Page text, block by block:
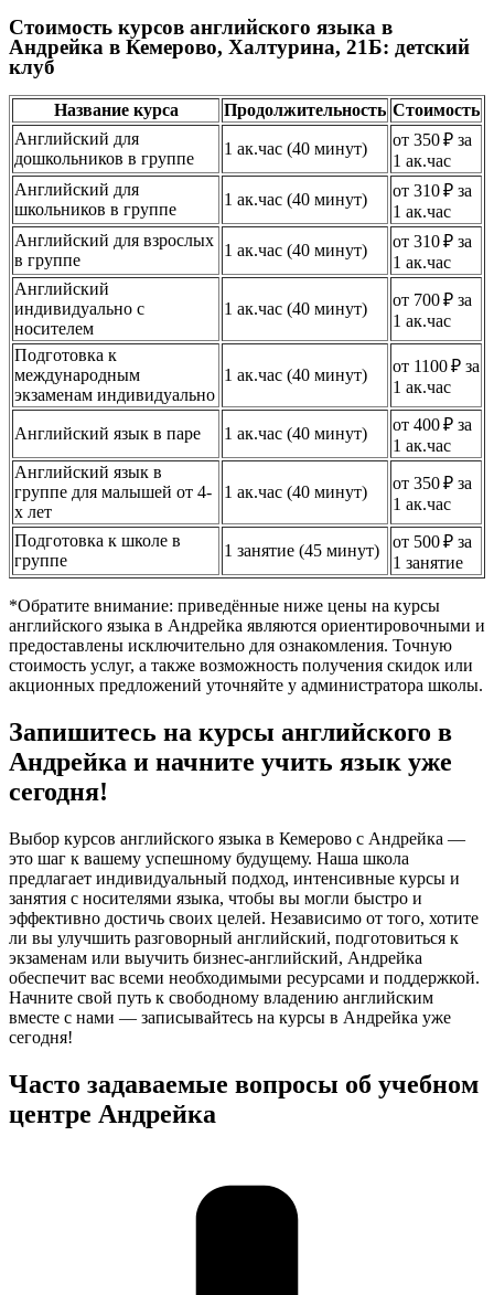
Стоимость курсов английского языка в
Андрейка в Кемерово, Халтурина, 21Б: детский
клуб
Название курса Продолжительность Стоимость
Английский для
дошкольников в группе
1 ак.час (40 минут)
от 350 ₽ за
1 ак.час
Английский для
школьников в группе
1 ак.час (40 минут)
от 310 ₽ за
1 ак.час
Английский для взрослых
в группе
1 ак.час (40 минут)
от 310 ₽ за
1 ак.час
Английский
индивидуально с
носителем
1 ак.час (40 минут)
от 700 ₽ за
1 ак.час
Подготовка к
международным
экзаменам индивидуально
1 ак.час (40 минут)
от 1100 ₽ за
1 ак.час
Английский язык в паре 1 ак.час (40 минут)
от 400 ₽ за
1 ак.час
Английский язык в
группе для малышей от 4-
х лет
1 ак.час (40 минут)
от 350 ₽ за
1 ак.час
Подготовка к школе в
группе
1 занятие (45 минут)
от 500 ₽ за
1 занятие
*Обратите внимание: приведённые ниже цены на курсы
английского языка в Андрейка являются ориентировочными и
предоставлены исключительно для ознакомления. Точную
стоимость услуг, а также возможность получения скидок или
акционных предложений уточняйте у администратора школы.
Запишитесь на курсы английского в
Андрейка и начните учить язык уже
сегодня!
Выбор курсов английского языка в Кемерово с Андрейка —
это шаг к вашему успешному будущему. Наша школа
предлагает индивидуальный подход, интенсивные курсы и
занятия с носителями языка, чтобы вы могли быстро и
эффективно достичь своих целей. Независимо от того, хотите
ли вы улучшить разговорный английский, подготовиться к
экзаменам или выучить бизнес-английский, Андрейка
обеспечит вас всеми необходимыми ресурсами и поддержкой.
Начните свой путь к свободному владению английским
вместе с нами — записывайтесь на курсы в Андрейка уже
сегодня!
Часто задаваемые вопросы об учебном
центре Андрейка